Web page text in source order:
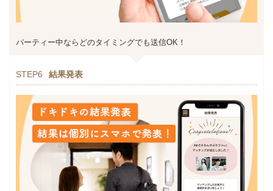
パーティー中ならどのタイミングでも送信OK！
STEP6 結果発表